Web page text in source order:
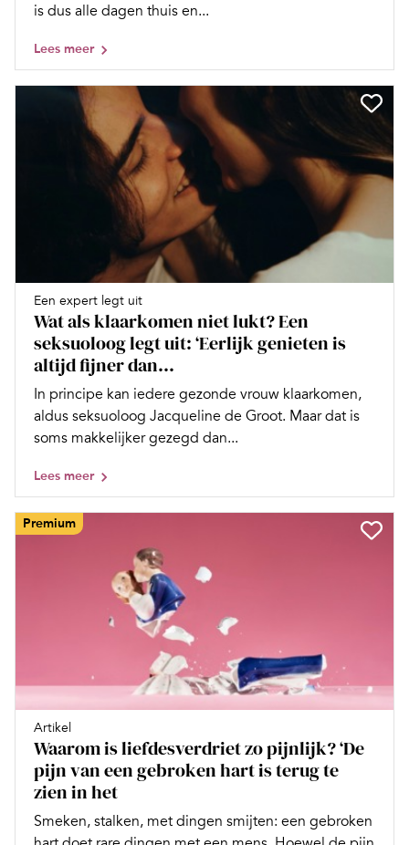
is dus alle dagen thuis en...
Lees meer
Een expert legt uit
Wat als klaarkomen niet lukt? Een
seksuoloog legt uit: ‘Eerlijk genieten is
altijd fijner dan...
In principe kan iedere gezonde vrouw klaarkomen,
aldus seksuoloog Jacqueline de Groot. Maar dat is
soms makkelijker gezegd dan...
Lees meer
Premium
Artikel
Waarom is liefdesverdriet zo pijnlijk? ‘De
pijn van een gebroken hart is terug te
zien in het
Smeken, stalken, met dingen smijten: een gebroken